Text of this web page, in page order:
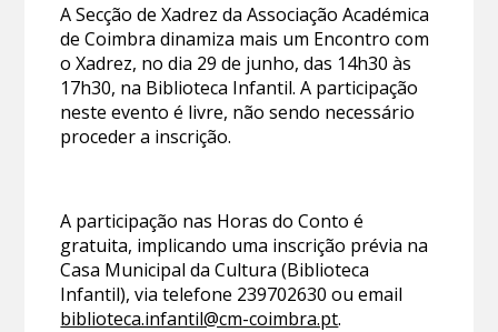
A Secção de Xadrez da Associação Académica
de Coimbra dinamiza mais um Encontro com
o Xadrez, no dia 29 de junho, das 14h30 às
17h30, na Biblioteca Infantil. A participação
neste evento é livre, não sendo necessário
proceder a inscrição.
A participação nas Horas do Conto é
gratuita, implicando uma inscrição prévia na
Casa Municipal da Cultura (Biblioteca
Infantil), via telefone 239702630 ou email
biblioteca.infantil@cm-coimbra.pt.